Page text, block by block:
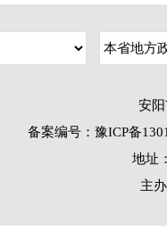
安
备案编号：豫ICP备
地址
主